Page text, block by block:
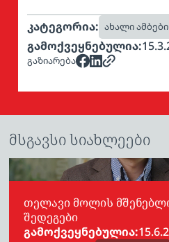
კატეგორია: ახალი ამბები
გამოქვეყნებულია:
გაზიარება
მსგავსი სიახლეები
თელავი მოლის
შედეგები
გამოქვეყნებულია: